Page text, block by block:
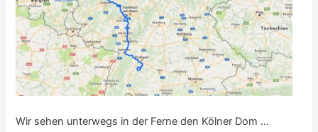
Wir sehen unterwegs in der Ferne den Kölner Dom …